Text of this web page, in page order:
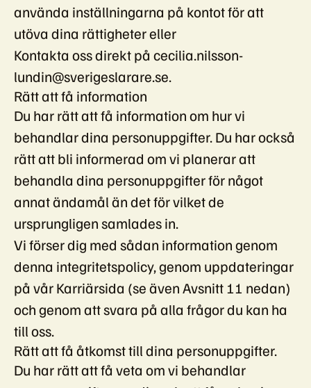
använda inställningarna på kontot för att
utöva dina rättigheter eller
Kontakta oss direkt på cecilia.nilsson-
lundin@sverigeslarare.se.
Rätt att få information
Du har rätt att få information om hur vi
behandlar dina personuppgifter. Du har också
rätt att bli informerad om vi planerar att
behandla dina personuppgifter för något
annat ändamål än det för vilket de
ursprungligen samlades in.
Vi förser dig med sådan information genom
denna integritetspolicy, genom uppdateringar
på vår Karriärsida (se även Avsnitt 11 nedan)
och genom att svara på alla frågor du kan ha
till oss.
Rätt att få åtkomst till dina personuppgifter.
Du har rätt att få veta om vi behandlar